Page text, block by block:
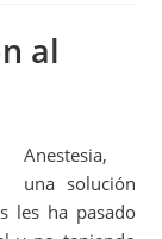
al
Anestesia,
una solución
les ha pasado